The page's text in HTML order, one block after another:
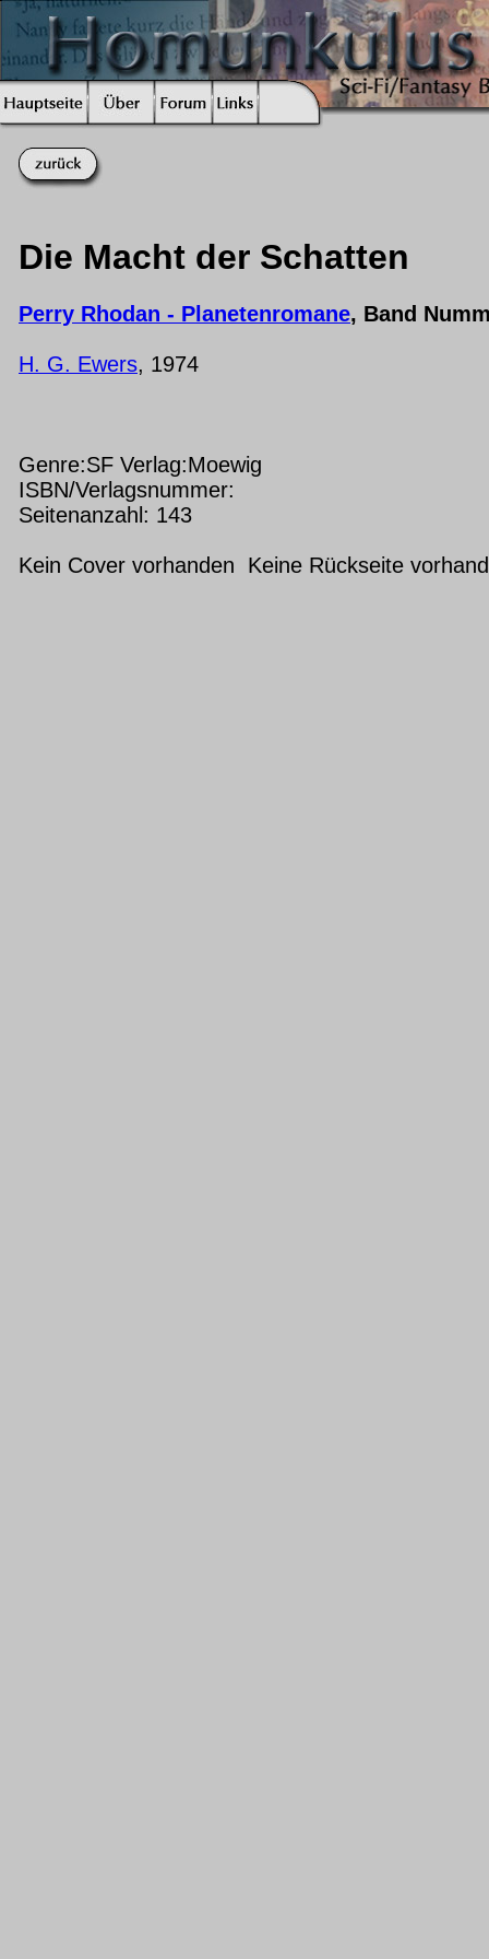
Die Macht der Schatten
Perry Rhodan - Planetenromane, Band
H. G. Ewers, 1974
Genre:SF Verlag:Moewig
ISBN/Verlagsnummer:
Seitenanzahl: 143
Kein Cover vorhanden Keine Rückseite